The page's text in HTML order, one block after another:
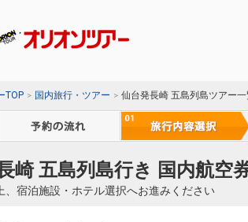
TOP 国内旅行・ツアー 仙台発長崎 五島列島ツアー
崎 五島列島行き 国内航空
、宿泊施設・ホテル選択へお進みください